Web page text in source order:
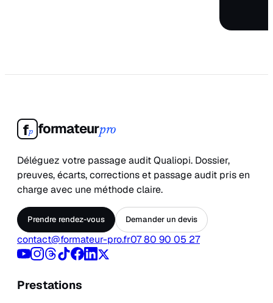
fp formateurpro
Déléguez votre passage audit Qualiopi. Dossier,
preuves, écarts, corrections et passage audit pris en
charge avec une méthode claire.
Prendre rendez-vous Demander un devis
contact@formateur-pro.fr07 80 90 05 27
Prestations